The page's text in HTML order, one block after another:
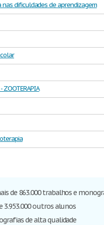
dificuldades de aprendizagem
ZOOTERAPIA
de 863.000 trabalhos e
3.953.000 outros alunos
de alta qualidade